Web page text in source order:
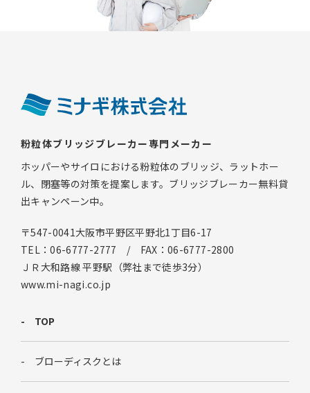
粉粒体ブリッジブレーカー専門メーカー
ホッパーやサイロにおける粉粒体のブリッジ、ラットホー
ル、閉塞等の対策を提案します。ブリッジブレーカー無料貸
出キャンペーン中。
〒547-0041大阪市平野区平野北1丁目6-17
TEL：06-6777-2777 / FAX：06-6777-2800
ＪＲ大和路線 平野駅（弊社まで徒歩3分）
www.mi-nagi.co.jp
TOP
ブローディスクとは